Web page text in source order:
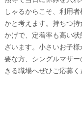
しゃるからこそ、利用
かと考えます。持ちつ
かげで、定着率も高い
ざいます。小さいお子
要な方、シングルマザ
きる職場へぜひご応募く